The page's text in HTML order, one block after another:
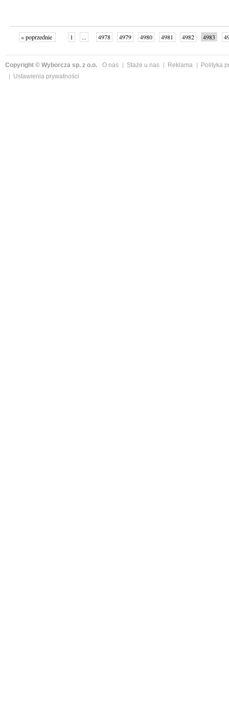
« poprzednie 1 ... 4978 4979 4980 4981 4982 4983
Copyright © Wyborcza sp. z o.o. O nas Staże u nas Reklama
Polityka
Ustawienia prywatności